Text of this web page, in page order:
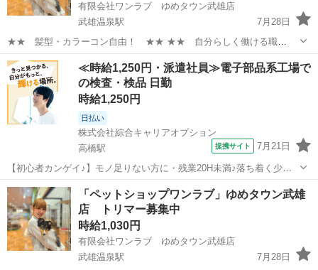
有限会社ワンラブ ゆめタウン武雄店
武雄温泉駅
7月28日
★★ 髪型・カラーコン自由！ ★★ ★★ 自分らしく働ける職
場！ ★★ 安定した会社で、 可愛い動物たちと触れ合いながら ワー
クライフバランスを取りやすい仕事しませんか？ ★WワークOK！【同
業他社不可】 ...
佐賀 武雄市 武雄温泉駅 その他 スタッフ
≪時給1,250円・派遣社員≫電子部品系工場で
の検査・検品 日勤
時給1,250円
日払い
株式会社綜合キャリアオプション
高橋駅
提携サイト 7月21日
【初心者カンゲイ♪】モノ足りない方に・残業20H未満♪落ち着く少人
数の職場！ 電子部品セーフティリレーの組立・検査・調整 【業務内容
詳細】 電子部品組み立て・検査・調整業務およびその他付随業務└電
子部品(セーフティリレー...
佐賀 武雄市 高橋駅
「ペットショップワンラブ」ゆめタウン武雄
店 トリマー募集中
時給1,030円
有限会社ワンラブ ゆめタウン武雄店
武雄温泉駅
7月28日